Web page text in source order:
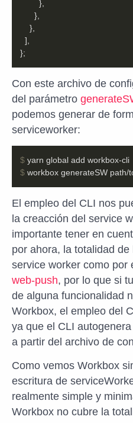
};
Con este archivo de
del parámetro
podemos generar de
serviceworker:
$
$ workbox generateSW path/
El empleo del CLI nos
la creacción del service
importante tener en
por ahora, la totalidad
service worker como por
web-push, por lo que si
de alguna funcionalidad
Workbox, el empleo del
ya que el CLI
a partir del archivo de
Como vemos Workbox
escritura de
realmente simple y
Workbox no cubre la